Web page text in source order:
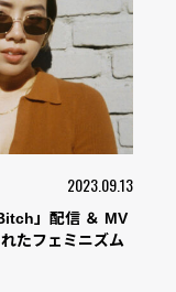
2023.09.13
」配信 ＆ MV
たフェミニズム